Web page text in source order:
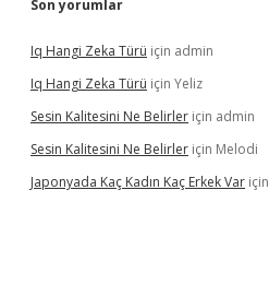
Son yorumlar
Iq Hangi Zeka Türü için admin
Iq Hangi Zeka Türü için Yeliz
Sesin Kalitesini Ne Belirler için admin
Sesin Kalitesini Ne Belirler için Melodi
Japonyada Kaç Kadın Kaç Erkek Var için